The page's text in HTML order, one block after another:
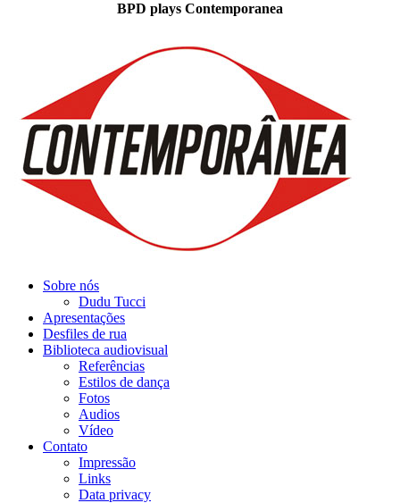
BPD plays Contemporanea
Sobre nós
Dudu Tucci
Apresentações
Desfiles de rua
Biblioteca audiovisual
Referências
Estilos de dança
Fotos
Audios
Vídeo
Contato
Impressão
Links
Data privacy